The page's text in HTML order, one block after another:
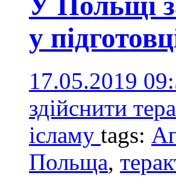
у
17.05.2019
здійснити
ісламу tags:
Польща,